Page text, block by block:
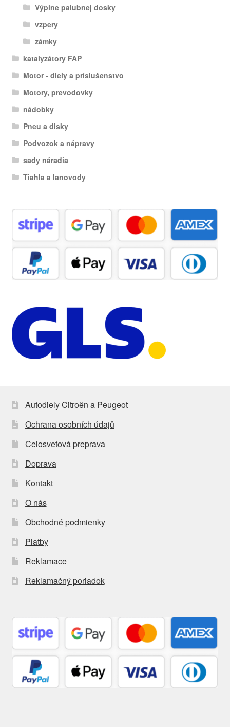
Výplne palubnej dosky
vzpery
zámky
katalyzátory FAP
Motor - diely a príslušenstvo
Motory, prevodovky
nádobky
Pneu a disky
Podvozok a nápravy
sady náradia
Tiahla a lanovody
Autodiely Citroën a Peugeot
Ochrana osobních údajů
Celosvetová preprava
Doprava
Kontakt
O nás
Obchodné podmienky
Platby
Reklamace
Reklamačný poriadok